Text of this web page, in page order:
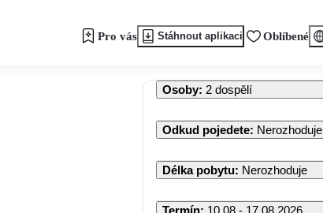
Pro vás Stáhnout aplikaci Oblíbené
Osoby: 2 dospělí
Odkud pojedete: Nerozhoduje
Délka pobytu: Nerozhoduje
Termín: 10.08 - 17.08.2026